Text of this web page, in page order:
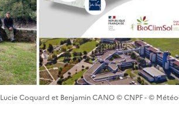
Coquard et Benjamin CANO © CNPF - ©